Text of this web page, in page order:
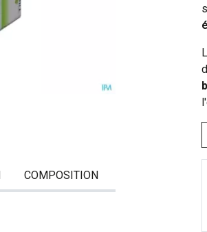
COMPOSITION